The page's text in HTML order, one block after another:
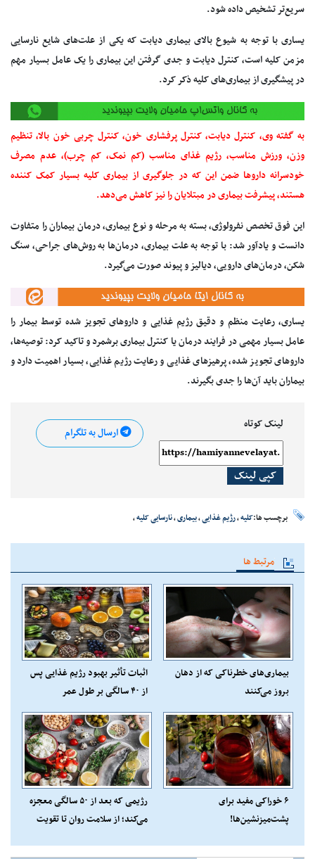
سریع‌تر تشخیص داده شود.
یساری با توجه به شیوع بالای بیماری دیابت که یکی از علت‌های شایع نارسایی
مزمن کلیه است، کنترل دیابت و جدی گرفتن این بیماری را یک عامل بسیار مهم
در پیشگیری از بیماری‌های کلیه ذکر کرد.
به گفته وی، کنترل دیابت، کنترل پرفشاری خون، کنترل چربی خون بالا، تنظیم
وزن، ورزش مناسب، رژیم غذای مناسب (کم نمک، کم چرب)، عدم مصرف
خودسرانه داروها ضمن این که در جلوگیری از بیماری کلیه بسیار کمک کننده
هستند، پیشرفت بیماری در مبتلایان را نیز کاهش می‌دهد.
این فوق تخصص نفرولوژی، بسته به مرحله و نوع بیماری، درمان بیماران را متفاوت
دانست و یادآور شد: با توجه به علت بیماری، درمان‌ها به روش‌های جراحی، سنگ
شکن، درمان‌های دارویی، دیالیز و پیوند صورت می‌گیرد.
یساری، رعایت منظم و دقیق رژیم غذایی و داروهای تجویز شده توسط بیمار را
عامل بسیار مهمی در فرایند درمان یا کنترل بیماری برشمرد و تاکید کرد: توصیه‌ها،
داروهای تجویز شده، پرهیزهای غذایی و رعایت رژیم غذایی، بسیار اهمیت دارد و
بیماران باید آن‌ها را جدی بگیرند.
لینک کوتاه
کپی لینک
ارسال به تلگرام
برچسب ها:کلیه،رژیم غذایی،بیماری،نارسایی کلیه،
مرتبط ها
بیماری‌های خطرناکی که از دهان
بروز می‌کنند
اثبات تأثیر بهبود رژیم غذایی پس
از ۴۰ سالگی بر طول عمر
۶ خوراکی مفید برای
پشت‌میزنشین‌ها!
رژیمی که بعد از ۵۰ سالگی معجزه
می‌کند؛ از سلامت روان تا تقویت